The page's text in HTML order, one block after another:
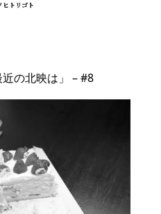
ヒトリゴト
の北映は」 – #8